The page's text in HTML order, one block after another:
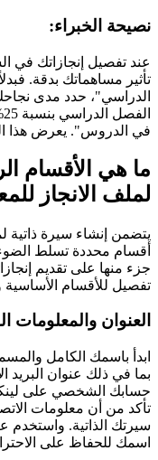
نصيحة الخبراء:
عند تفصيل إنجازاتك في
تأثير مساهماتك بدقة.
الدراسي"، حدد مدى
في الدروس". يعرض هذا
ما هي الأقسام
لملف الانجاز
يتضمن إنشاء سيرة ذاتية
أقسام محددة تسلط
جزء منها على تقديم
تفصيل للأقسام
العنوان والمعلومات
ابدأ باسمك الكامل
بما في ذلك عنوان البريد
تأكد من أن معلومات
سيرتك الذاتية. واستخدم
اسمك للحفاظ على